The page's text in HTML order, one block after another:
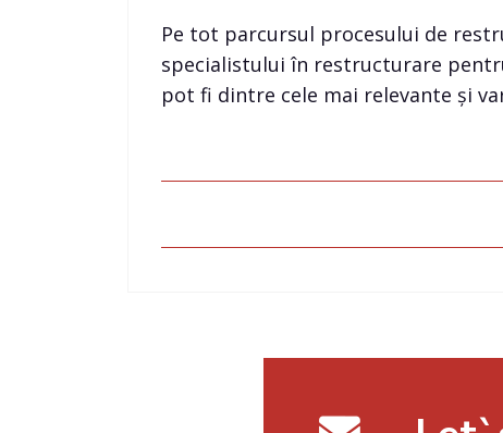
Pe tot parcursul procesului de
specialistului în restructurare
pot fi dintre cele mai relevante și